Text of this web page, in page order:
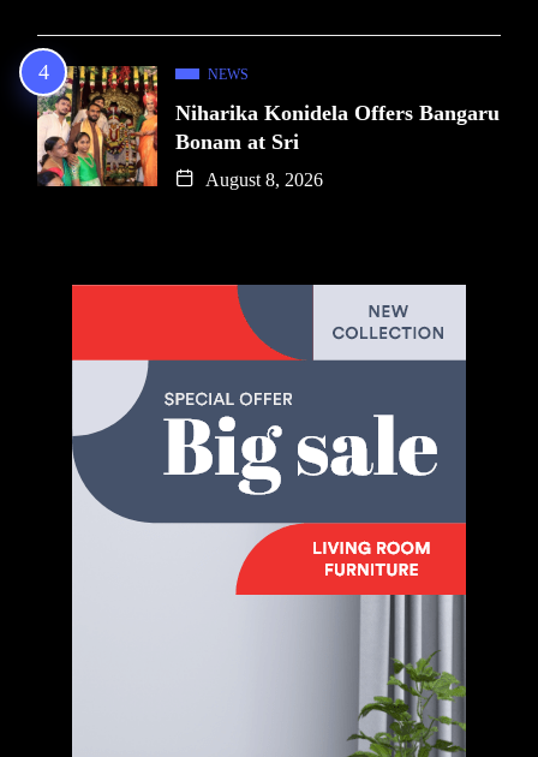
NEWS
Niharika Konidela Offers Bangaru
Bonam at Sri
August 8, 2026